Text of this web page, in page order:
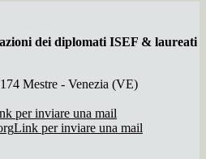
dei diplomati ISEF & laureati
Mestre - Venezia (VE)
per inviare una mail
Link per inviare una mail